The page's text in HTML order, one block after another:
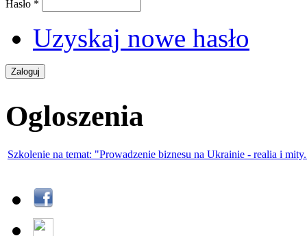
Hasło *
Uzyskaj nowe hasło
Ogloszenia
Szkolenie na temat: "Prowadzenie biznesu na Ukrainie - realia i